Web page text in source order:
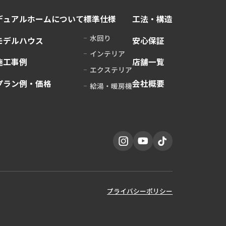
ュアルホームについて
デルハウス
工事例
ラン例・価格
標準仕様
水回り
インテリア
エクステリア
給湯・暖房機
工法・構造
安心保証
店舗一覧
会社概要
プライバシーポリシー